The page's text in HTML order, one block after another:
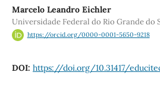
Marcelo Leandro Eichler
Universidade Federal do Rio Grande do
https://orcid.org/0000-0001-5650-9218
DOI: https://doi.org/10.31417/